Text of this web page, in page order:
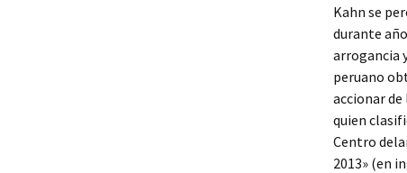
Kahn se
durante
arrogancia
peruano
accionar
quien
Centro
2013» (en